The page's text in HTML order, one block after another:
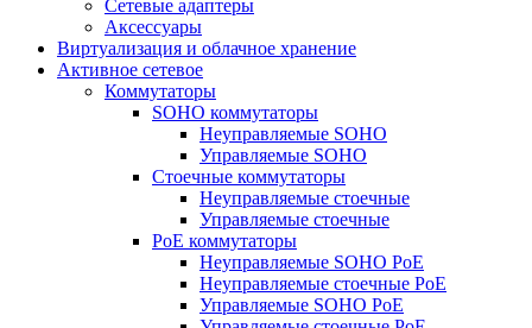
Сетевые адаптеры
Аксессуары
Виртуализация и облачное хранение
Активное сетевое
Коммутаторы
SOHO коммутаторы
Неуправляемые SOHO
Управляемые SOHO
Стоечные коммутаторы
Неуправляемые стоечные
Управляемые стоечные
PoE коммутаторы
Неуправляемые SOHO PoE
Неуправляемые стоечные PoE
Управляемые SOHO PoE